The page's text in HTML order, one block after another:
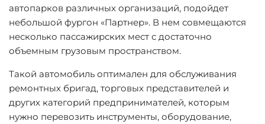
автопарков различных организаций, подойдет
небольшой фургон «Партнер». В нем совмещаются
несколько пассажирских мест с достаточно
объемным грузовым пространством.
Такой автомобиль оптимален для обслуживания
ремонтных бригад, торговых представителей и
других категорий предпринимателей, которым
нужно перевозить инструменты, оборудование,